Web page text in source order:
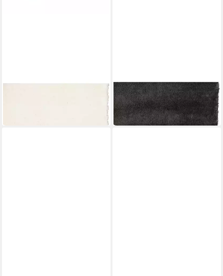
Badematte Solid 1009
Badematte Solid 1009
ab 104,95 € UVP119,90 €
-12%
in 2-3 Werktagen bei dir